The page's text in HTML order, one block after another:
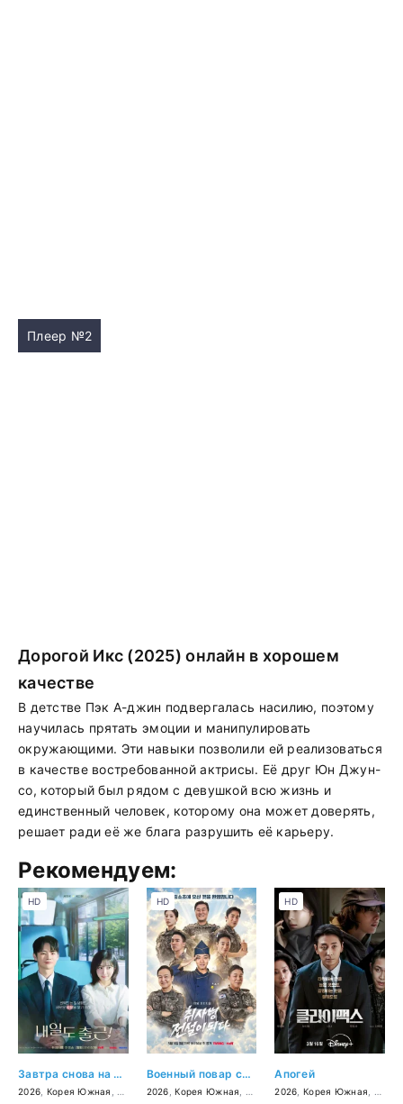
Плеер №2
Дорогой Икс (2025) онлайн в хорошем
качестве
В детстве Пэк А-джин подвергалась насилию, поэтому
научилась прятать эмоции и манипулировать
окружающими. Эти навыки позволили ей реализоваться
в качестве востребованной актрисы. Её друг Юн Джун-
со, который был рядом с девушкой всю жизнь и
единственный человек, которому она может доверять,
решает ради её же блага разрушить её карьеру.
Рекомендуем:
Завтра снова на работу!
2026 Корея Южная мелодрама ,комедия
HD
Военный повар становится легендой
2026 ,Корея Южная комедия,фантастика
HD
Апогей
2026 Корея Южная
HD